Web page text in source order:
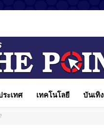
ระเทศ เทคโนโลยี บันเทิง